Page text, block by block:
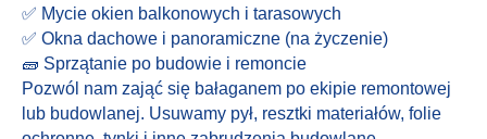
✅ Mycie okien balkonowych i tarasowych
✅ Okna dachowe i panoramiczne (na życzenie)
🧱 Sprzątanie po budowie i remoncie
Pozwól nam zająć się bałaganem po ekipie remontowej
lub budowlanej. Usuwamy pył, resztki materiałów, folie